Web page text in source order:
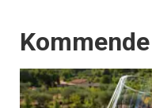
Events